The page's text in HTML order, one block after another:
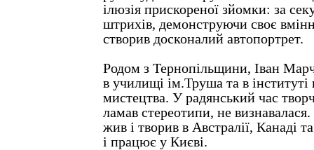
ілюзія прискореної зйомки: за
штрихів, демонструючи своє
створив досконалий автопортрет.
Родом з Тернопільщини, Іван
в училищі ім.Труша та в інституті
мистецтва. У радянський час
ламав стереотипи, не
жив і творив в Австралії,
і працює у Києві.